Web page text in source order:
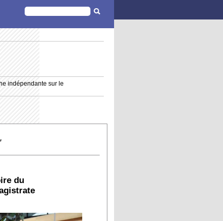
FORMULAIRE
DE
RECHERCHE
indépendante sur le
du